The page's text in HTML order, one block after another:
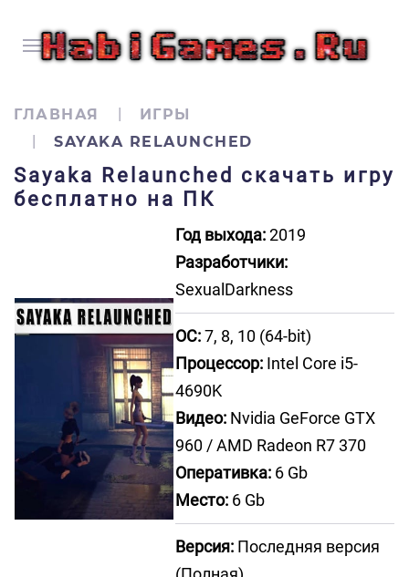
ГЛАВНАЯ
ИГРЫ
SAYAKA RELAUNCHED
Sayaka Relaunched скачать игру
бесплатно на ПК
Год выхода:2019
Разработчики:
SexualDarkness
ОС:7, 8, 10 (64-bit)
Процессор: Intel Core i5-
4690K
Видео: Nvidia GeForce GTX
960 / AMD Radeon R7 370
Оперативка: 6 Gb
Место: 6 Gb
Версия: Последняя версия